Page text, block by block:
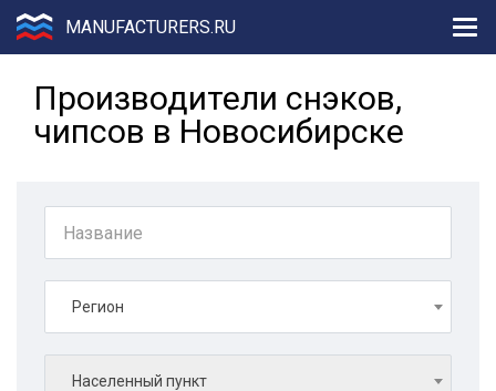
MANUFACTURERS.RU
Производители снэков,
чипсов в Новосибирске
Регион
Населенный пункт